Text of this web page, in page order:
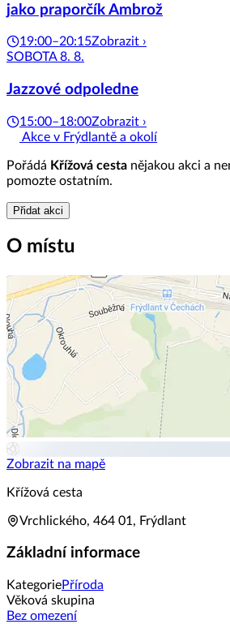
jako praporčík Ambrož
19:00–20:15Zobrazit ›
SOBOTA 8. 8.
Jazzové odpoledne
15:00–18:00Zobrazit ›
Akce v Frýdlantě a okolí
Pořádá Křížová cesta nějakou akci a
pomozte ostatním.
Přidat akci
O místu
Zobrazit na mapě
Křížová cesta
Vrchlického, 464 01, Frýdlant
Základní informace
KategoriePříroda
Věková skupina
Bez omezení